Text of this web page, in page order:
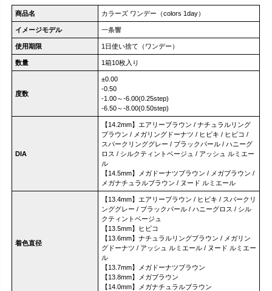
商品名 カラーズ ワンデー（colors 1day）
イメージモデル 一条響
使用期限 1日使い捨て（ワンデー）
数量 1箱10枚入り
度数
±0.00
-0.50
-1.00～-6.00(0.25step)
-6.50～-8.00(0.50step)
DIA
【14.2mm】エアリーブラウン / ナチュラルリング
ブラウン / メガリングドーナツ / ヒビキ / ヒビコ /
スパークリンググレー / ブラックパール / ハニーグ
ロス / シルクティントベージュ / アッシュ ルミエー
ル
【14.5mm】メガドーナツブラウン / メガブラウン /
メガナチュラルブラウン / ヌード ルミエール
着色直径
【13.4mm】エアリーブラウン / ヒビキ / スパークリ
ンググレー / ブラックパール / ハニーグロス / シル
クティントベージュ
【13.5mm】ヒビコ
【13.6mm】ナチュラルリングブラウン / メガリン
グドーナツ / アッシュ ルミエール / ヌード ルミエー
ル
【13.7mm】メガドーナツブラウン
【13.8mm】メガブラウン
【14.0mm】メガナチュラルブラウン